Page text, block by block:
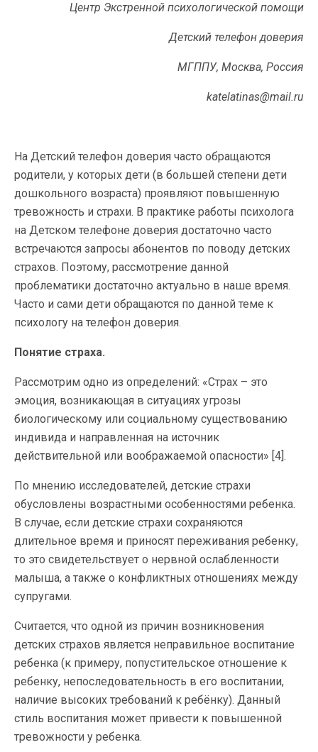
Центр Экстренной психологической помощи
Детский телефон доверия
МГППУ, Москва, Россия
katelatinas@mail.ru
На Детский телефон доверия часто обращаются
родители, у которых дети (в большей степени дети
дошкольного возраста) проявляют повышенную
тревожность и страхи. В практике работы психолога
на Детском телефоне доверия достаточно часто
встречаются запросы абонентов по поводу детских
страхов. Поэтому, рассмотрение данной
проблематики достаточно актуально в наше время.
Часто и сами дети обращаются по данной теме к
психологу на телефон доверия.
Понятие страха.
Рассмотрим одно из определений: «Страх – это
эмоция, возникающая в ситуациях угрозы
биологическому или социальному существованию
индивида и направленная на источник
действительной или воображаемой опасности» [4].
По мнению исследователей, детские страхи
обусловлены возрастными особенностями ребенка.
В случае, если детские страхи сохраняются
длительное время и приносят переживания ребенку,
то это свидетельствует о нервной ослабленности
малыша, а также о конфликтных отношениях между
супругами.
Считается, что одной из причин возникновения
детских страхов является неправильное воспитание
ребенка (к примеру, попустительское отношение к
ребенку, непоследовательность в его воспитании,
наличие высоких требований к ребёнку). Данный
стиль воспитания может привести к повышенной
тревожности у ребенка.